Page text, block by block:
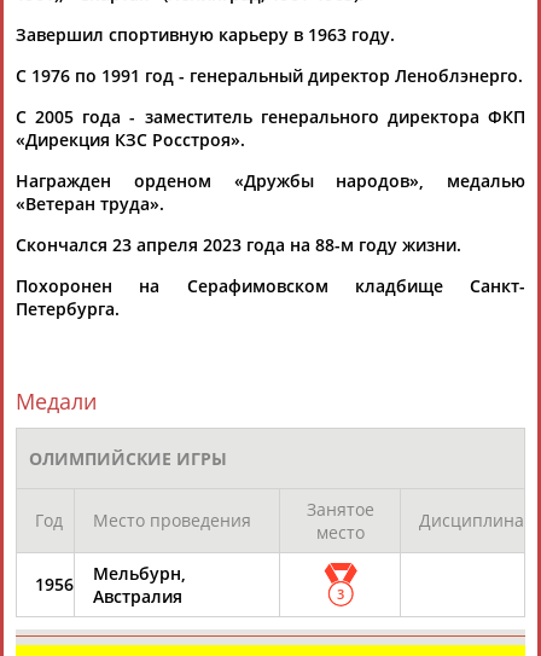
...Михаил Гершкович, Геннадий Логофет, Валентин Иванов,
БорисИгнатьев, Владимир Щербаков, Михаил Пераев. В...
Маркаров , Эдуард Арутюнян, Аркадий Андриасян, Николай
(Проект: Информационное агентство СТАДИОН)
04.04.2002
ТАБЛО АКТИВНОСТИ
Вопросы сотрудничества и совместной деятельности inform@infosport.ru
© Стадион, 1998-2026
Адресов в новостной рассылке: 996
Подпишись
Завершил спортивную карьеру в 1963 году.
С 1976 по 1991 год - генеральный директор Леноблэнерго.
С 2005 года - заместитель генерального директора ФКП
«Дирекция КЗС Росстроя».
Награжден орденом «Дружбы народов», медалью
«Ветеран труда».
Скончался 23 апреля 2023 года на 88-м году жизни.
Похоронен на Серафимовском кладбище Санкт-
Петербурга.
Медали
ОЛИМПИЙСКИЕ ИГРЫ
Год Место проведения
Занятое
место
Дисциплина
1956
Мельбурн,
Австралия
3